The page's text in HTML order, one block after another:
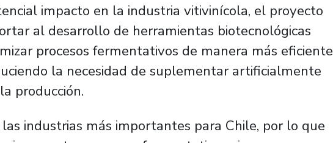
impacto en la industria vitivinícola, el proyecto
al desarrollo de herramientas biotecnológicas
procesos fermentativos de manera más eficiente
la necesidad de suplementar artificialmente
producción.
industrias más importantes para Chile, por lo que